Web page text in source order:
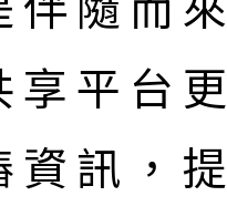
享平台
資訊，